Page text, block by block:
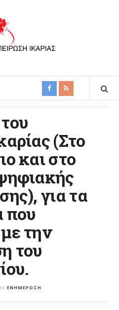
(Στο
και στο
για τα
που
την
του
ΕΝΗΜΈΡΩΣΗ